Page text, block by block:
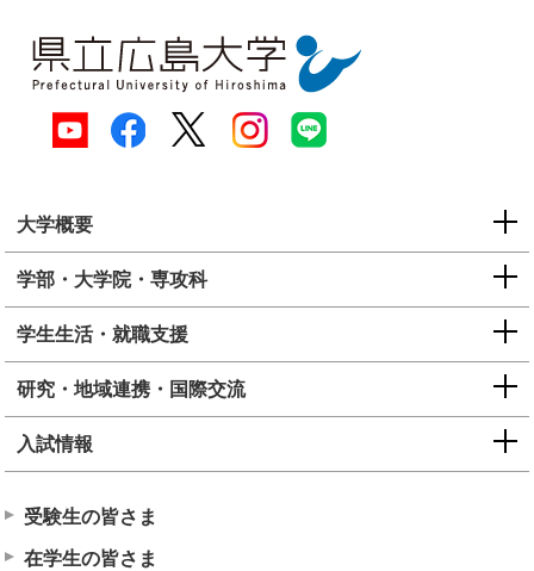
大学概要
学部・大学院・専攻科
学生生活・就職支援
研究・地域連携・国際交流
入試情報
受験生の皆さま
在学生の皆さま